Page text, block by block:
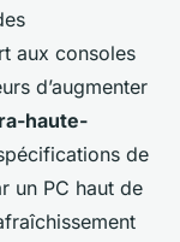
aux consoles
d’augmenter
haute-
de
un PC haut de